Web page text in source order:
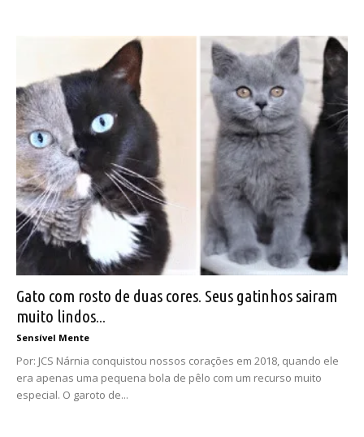
Gato com rosto de duas cores. Seus gatinhos sairam
muito lindos...
Sensível Mente
Por: JCS Nárnia conquistou nossos corações em 2018, quando ele
era apenas uma pequena bola de pêlo com um recurso muito
especial. O garoto de...